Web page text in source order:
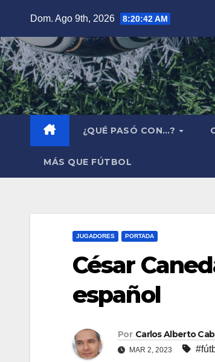
contenido
Dom. Ago 9th, 2026 8:20:44 AM
¿QUÉ PASÓ CON…?
MÁS QUE FÚTBOL
JUGADORES PORTADA
César
español
Por Carlos Alberto
MAR 2, 2023